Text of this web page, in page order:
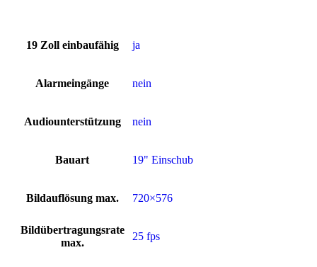
19 Zoll einbaufähig ja
Alarmeingänge nein
Audiounterstützung nein
Bauart 19" Einschub
Bildauflösung max. 720×576
Bildübertragungsrate
max.
25 fps